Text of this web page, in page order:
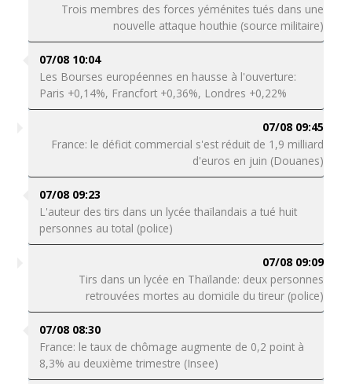
Trois membres des forces yéménites tués dans une
nouvelle attaque houthie (source militaire)
07/08 10:04
Les Bourses européennes en hausse à l'ouverture:
Paris +0,14%, Francfort +0,36%, Londres +0,22%
07/08 09:45
France: le déficit commercial s'est réduit de 1,9 milliard
d'euros en juin (Douanes)
07/08 09:23
L'auteur des tirs dans un lycée thaïlandais a tué huit
personnes au total (police)
07/08 09:09
Tirs dans un lycée en Thaïlande: deux personnes
retrouvées mortes au domicile du tireur (police)
07/08 08:30
France: le taux de chômage augmente de 0,2 point à
8,3% au deuxième trimestre (Insee)